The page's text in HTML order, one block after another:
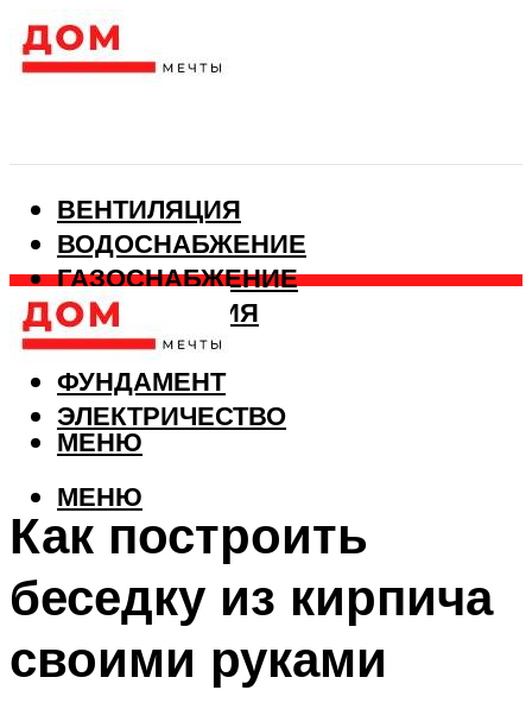
ВЕНТИЛЯЦИЯ
ВОДОСНАБЖЕНИЕ
ГАЗОСНАБЖЕНИЕ
КАНАЛИЗАЦИЯ
ОТОПЛЕНИЕ
ФУНДАМЕНТ
ЭЛЕКТРИЧЕСТВО
МЕНЮ
МЕНЮ
Как построить
беседку из кирпича
своими руками